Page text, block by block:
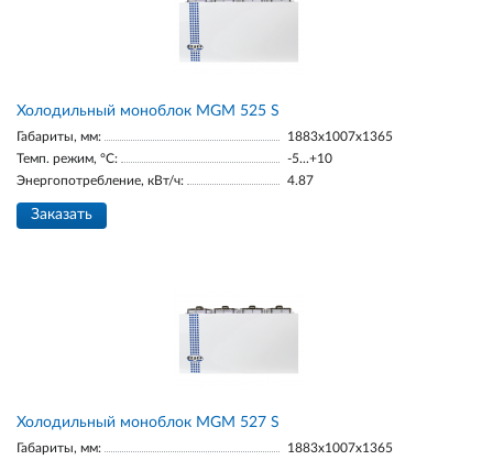
Холодильный моноблок MGМ 525 S
Габариты, мм:
1883х1007х1365
Темп. режим, °С:
-5...+10
Энергопотребление, кВт/ч:
4.87
Заказать
Холодильный моноблок MGМ 527 S
Габариты, мм:
1883х1007х1365